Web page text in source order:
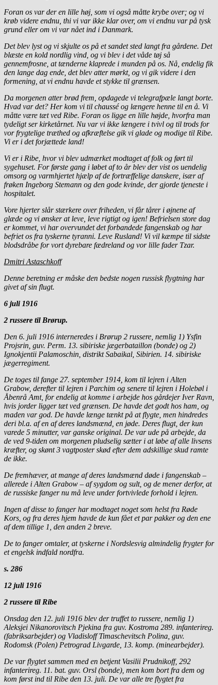
Foran os var der en lille høj, som vi også måtte krybe over; og vi
krøb videre endnu, thi vi var ikke klar over, om vi endnu var på tysk
grund eller om vi var nået ind i Danmark.
Det blev lyst og vi skjulte os på et sandet sted langt fra gårdene. Det
blæste en kold nordlig vind, og vi blev i det våde tøj så
gennemfrosne, at tænderne klaprede i munden på os. Nå, endelig fik
den lange dag ende, det blev atter mørkt, og vi gik videre i den
formening, at vi endnu havde et stykke til grænsen.
Da morgenen atter brød frem, opdagede vi telegrafpæle langt borte.
Hvad var det? Her kom vi til chaussé og længere henne til en å. Vi
måtte være tæt ved Ribe. Foran os ligge en lille højde, hvorfra man
tydeligt ser kirketårnet. Nu var vi ikke længere i tvivl og til trods for
vor frygtelige træthed og afkræftelse gik vi glade og modige til Ribe.
Vi er i det forjættede land!
Vi er i Ribe, hvor vi blev udmærket modtaget af folk og ført til
sygehuset. For første gang i løbet af to år blev der vist os uendelig
omsorg og varmhjertet hjælp af de fortræffelige danskere, især af
frøken Ingeborg Stemann og den gode kvinde, der gjorde tjeneste i
hospitalet.
Vore hjerter slår stærkere over friheden, vi får tårer i øjnene af
glæde og vi ønsker at leve, leve rigtigt og igen! Befrielsen store dag
er kommet, vi har overvundet det forbandede fangenskab og har
befriet os fra tyskerne tyranni. Leve Rusland! Vi vil kæmpe til sidste
blodsdråbe for vort dyrebare fædreland og vor lille fader Tzar.
Dmitri Astaschkoff
Denne beretning er måske den bedste nogen russisk flygtning har
givet af sin flugt.
6 juli 1916
2 russere til Brørup.
Den 6. juli 1916 interneredes i Brørup 2 russere, nemlig 1) Ysfin
Projsrin, guv. Perm. 13. sibiriske jægerbataillon (bonde) og 2)
Ignokjentii Palamoschin, distrikt Sabaikal, Sibirien. 14. sibiriske
jægerregiment.
De toges til fange 27. september 1914, kom til lejren i Alten
Grabow, derefter til lejren i Parchim og senere til lejren i Holebøl i
Åbenrå Amt, for endelig at komme i arbejde hos gårdejer Iver Ravn,
hvis jorder ligger tæt ved grænsen. De havde det godt hos ham, og
maden var god. De havde længe tænkt på at flygte, men hindredes
deri bl.a. af en af deres landsmænd, en jøde. Deres flugt, der kun
varede 5 minutter, var ganske original. De var ude på arbejde, da
de ved 9-tiden om morgenen pludselig sætter i at løbe af alle livsens
kræfter, og skønt 3 vagtposter skød efter dem adskillige skud ramte
de ikke.
De fremhæver, at mange af deres landsmænd døde i fangenskab –
allerede i Alten Grabow – af sygdom og sult, og de mener derfor, at
de russiske fanger nu må leve under fortvivlede forhold i lejren.
Ingen af disse to fanger har modtaget noget som helst fra Røde
Kors, og fra deres hjem havde de kun fået et par pakker og den ene
af dem tillige 1, den anden 2 breve.
De to fanger omtaler, at tyskerne i Nordslesvig almindelig frygter for
et engelsk indfald nordfra.
s. 286
12 juli 1916
2 russere til Ribe
Onsdag den 12. juli 1916 blev der truffet to russere, nemlig 1)
Aleksjei Nikanorovitsch Pjekina fra guv. Kostroma 289. infanterireg.
(fabriksarbejder) og Vladisloff Timaschevitsch Polina, guv.
Rodomsk (Polen) Petrograd Livgarde, 13. komp. (minearbejder).
De var flygtet sammen med en betjent Vasilii Prudnikoff, 292
infanterireg. 11. bat. guv. Orsl (bonde), men kom bort fra dem og
kom først ind til Ribe den 13. juli. De var alle tre flygtet fra